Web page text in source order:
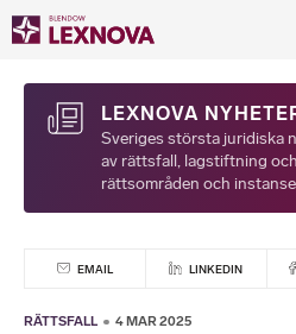
LEXNOVA
Sveriges största juridiska
av rättsfall, lagstiftning
rättsområden och
EMAIL LINKEDIN
RÄTTSFALL 4 MAR 2025